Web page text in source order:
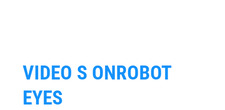
VIDEO S ONROBOT
EYES